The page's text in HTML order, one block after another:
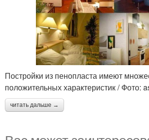
Постройки из пенопласта имеют
положительных характеристик / Фото:
читать дальше →